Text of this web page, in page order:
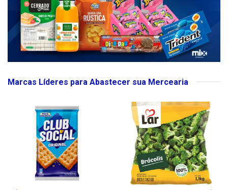
Marcas Líderes para Abastecer sua Mercearia